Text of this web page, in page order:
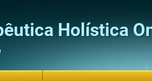
Holística